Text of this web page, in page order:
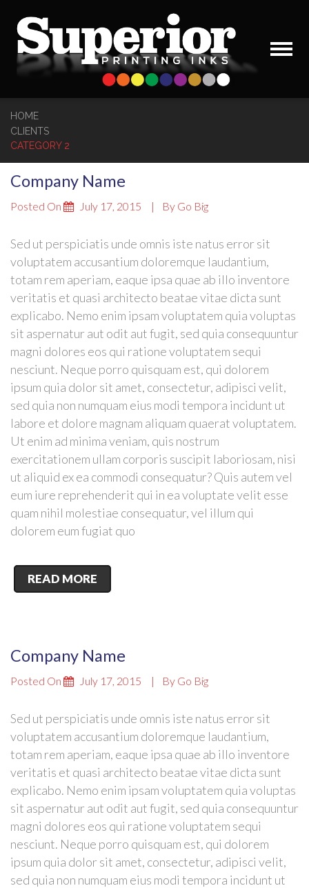
HOME
CLIENTS
CATEGORY 2
Company Name
Posted On July 17, 2015 By Go Big
Sed ut perspiciatis unde omnis iste natus error sit
voluptatem accusantium doloremque laudantium,
totam rem aperiam, eaque ipsa quae ab illo inventore
veritatis et quasi architecto beatae vitae dicta sunt
explicabo. Nemo enim ipsam voluptatem quia voluptas
sit aspernatur aut odit aut fugit, sed quia consequuntur
magni dolores eos qui ratione voluptatem sequi
nesciunt. Neque porro quisquam est, qui dolorem
ipsum quia dolor sit amet, consectetur, adipisci velit,
sed quia non numquam eius modi tempora incidunt ut
labore et dolore magnam aliquam quaerat voluptatem.
Ut enim ad minima veniam, quis nostrum
exercitationem ullam corporis suscipit laboriosam, nisi
ut aliquid ex ea commodi consequatur? Quis autem vel
eum iure reprehenderit qui in ea voluptate velit esse
quam nihil molestiae consequatur, vel illum qui
dolorem eum fugiat quo
READ MORE
Company Name
Posted On July 17, 2015 By Go Big
Sed ut perspiciatis unde omnis iste natus error sit
voluptatem accusantium doloremque laudantium,
totam rem aperiam, eaque ipsa quae ab illo inventore
veritatis et quasi architecto beatae vitae dicta sunt
explicabo. Nemo enim ipsam voluptatem quia voluptas
sit aspernatur aut odit aut fugit, sed quia consequuntur
magni dolores eos qui ratione voluptatem sequi
nesciunt. Neque porro quisquam est, qui dolorem
ipsum quia dolor sit amet, consectetur, adipisci velit,
sed quia non numquam eius modi tempora incidunt ut